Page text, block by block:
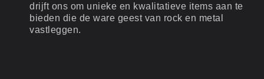
drijft ons om unieke en kwalitatieve items aan te
bieden die de ware geest van rock en metal
vastleggen.